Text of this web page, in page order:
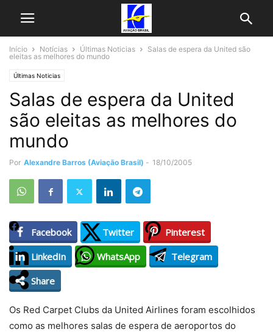
Início Notícias Últimas Noticias
Salas de espera da United são
eleitas as melhores do mundo
Últimas Noticias
Salas de espera da United
são eleitas as melhores do
mundo
Por Alexandre Barros (Aviação Brasil) - 18/10/2005
Facebook Twitter
Pinterest
LinkedIn
WhatsApp
Telegram
Share
Os Red Carpet Clubs da United Airlines foram escolhidos
como as melhores salas de espera de aeroportos do